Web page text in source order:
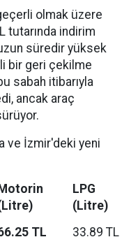
olmak üzere
tutarında indirim
süredir yüksek
bir geri çekilme
sabah itibarıyla
ancak araç
ve İzmir'deki yeni
Motorin
LPG
(Litre)
TL
33.89 TL